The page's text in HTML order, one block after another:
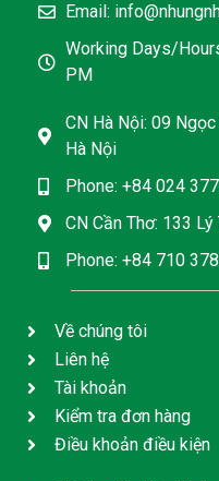
Email:
Working Days/
PM
CN Hà Nội: 09
Hà Nội
Phone: +84 024
CN Cần Thơ: 133
Phone: +84 710
Về chúng tôi
Liên hệ
Tài khoản
Kiểm tra đơn hàng
Điều khoản điều kiện